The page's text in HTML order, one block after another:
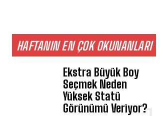
HAFTANIN EN ÇOK OKUNANLARI
Ekstra Büyük Boy
Seçmek Neden
Yüksek Statü
Görünümü Veriyor?